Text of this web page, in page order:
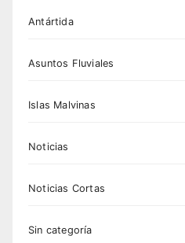
Antártida
Asuntos Fluviales
Islas Malvinas
Noticias
Noticias Cortas
Sin categoría